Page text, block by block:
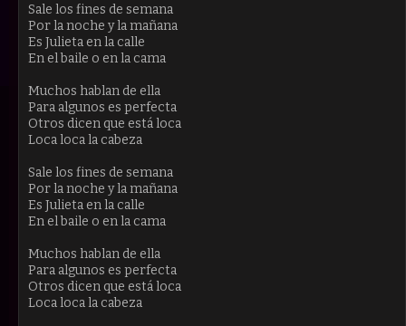
Sale los fines de semana
Por la noche y la mañana
Es Julieta en la calle
En el baile o en la cama
Muchos hablan de ella
Para algunos es perfecta
Otros dicen que está loca
Loca loca la cabeza
Sale los fines de semana
Por la noche y la mañana
Es Julieta en la calle
En el baile o en la cama
Muchos hablan de ella
Para algunos es perfecta
Otros dicen que está loca
Loca loca la cabeza